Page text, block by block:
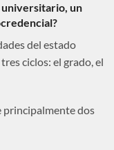
universitario, un
del estado
ciclos: el grado, el
principalmente dos